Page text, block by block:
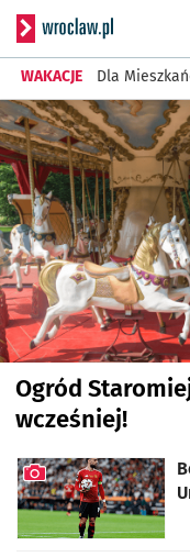
WAKACJE Dla
Najnowsze
Ogród
wcześniej!